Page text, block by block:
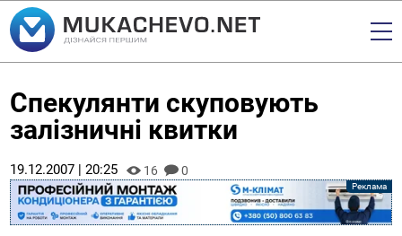
Спекулянти скуповують
залізничні квитки
19.12.2007 | 20:25 16 0